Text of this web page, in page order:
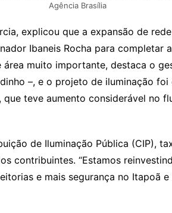
Agência Brasília
explicou que a expansão de
Ibaneis Rocha para completar
muito importante, destaca o
–, e o projeto de iluminação
que teve aumento considerável no
de Iluminação Pública (CIP),
contribuintes. “Estamos
e mais segurança no Itapoã e